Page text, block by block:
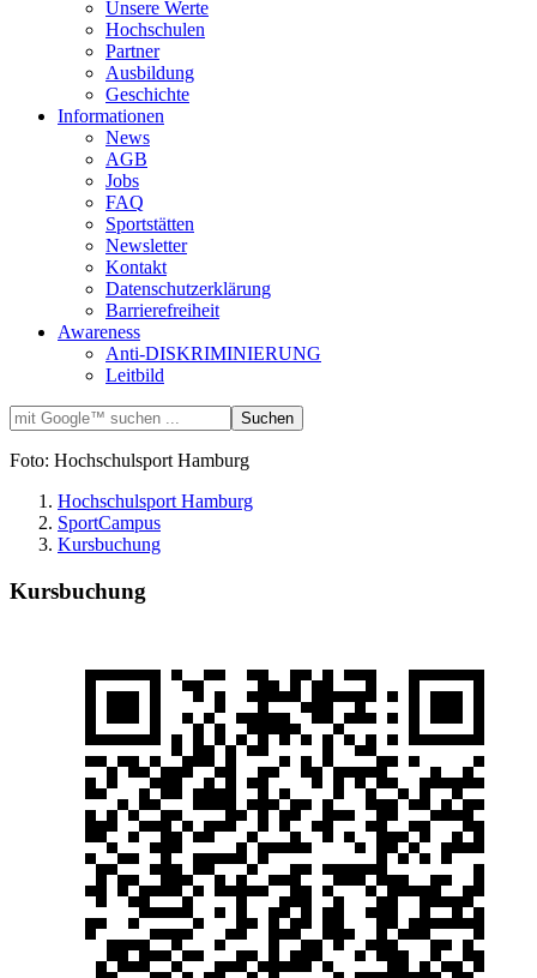
Unsere Werte
Hochschulen
Partner
Ausbildung
Geschichte
Informationen
News
AGB
Jobs
FAQ
Sportstätten
Newsletter
Kontakt
Datenschutzerklärung
Barrierefreiheit
Awareness
Anti-DISKRIMINIERUNG
Leitbild
Foto: Hochschulsport Hamburg
Hochschulsport Hamburg
SportCampus
Kursbuchung
Kursbuchung